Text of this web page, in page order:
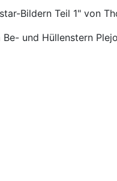
Bildern Teil 1" von
und Hüllenstern